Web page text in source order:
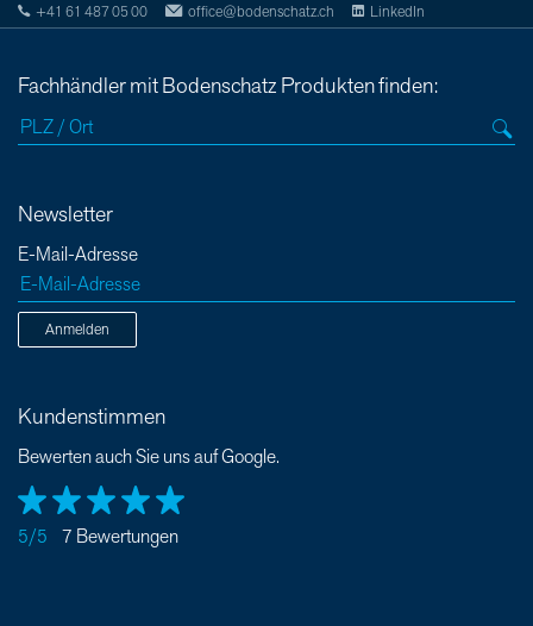
+41 61 487 05 00
office@bodenschatz.ch LinkedIn
Fachhändler mit Bodenschatz Produkten finden:
Newsletter
E-Mail-Adresse
Anmelden
Kundenstimmen
Bewerten auch Sie uns auf Google.
5/5 7 Bewertungen